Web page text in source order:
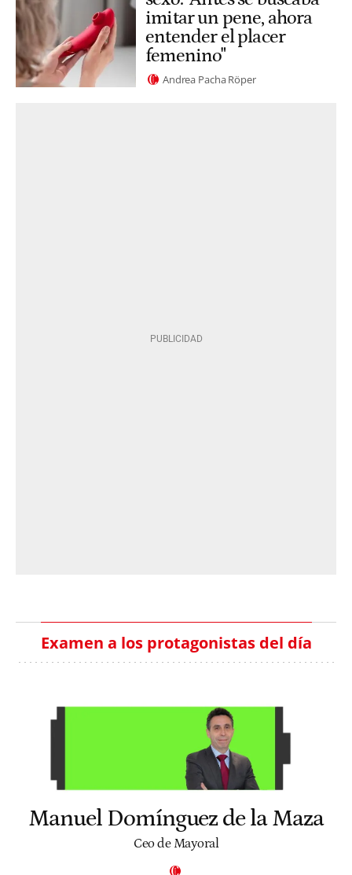
imitar un pene, ahora
entender el placer
femenino"
Andrea Pacha Röper
Examen a los protagonistas del día
Manuel Domínguez de la Maza
Ceo de Mayoral